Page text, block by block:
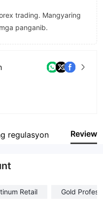
trading. Mangyaring
panganib.
regulasyon Review
Retail Gold